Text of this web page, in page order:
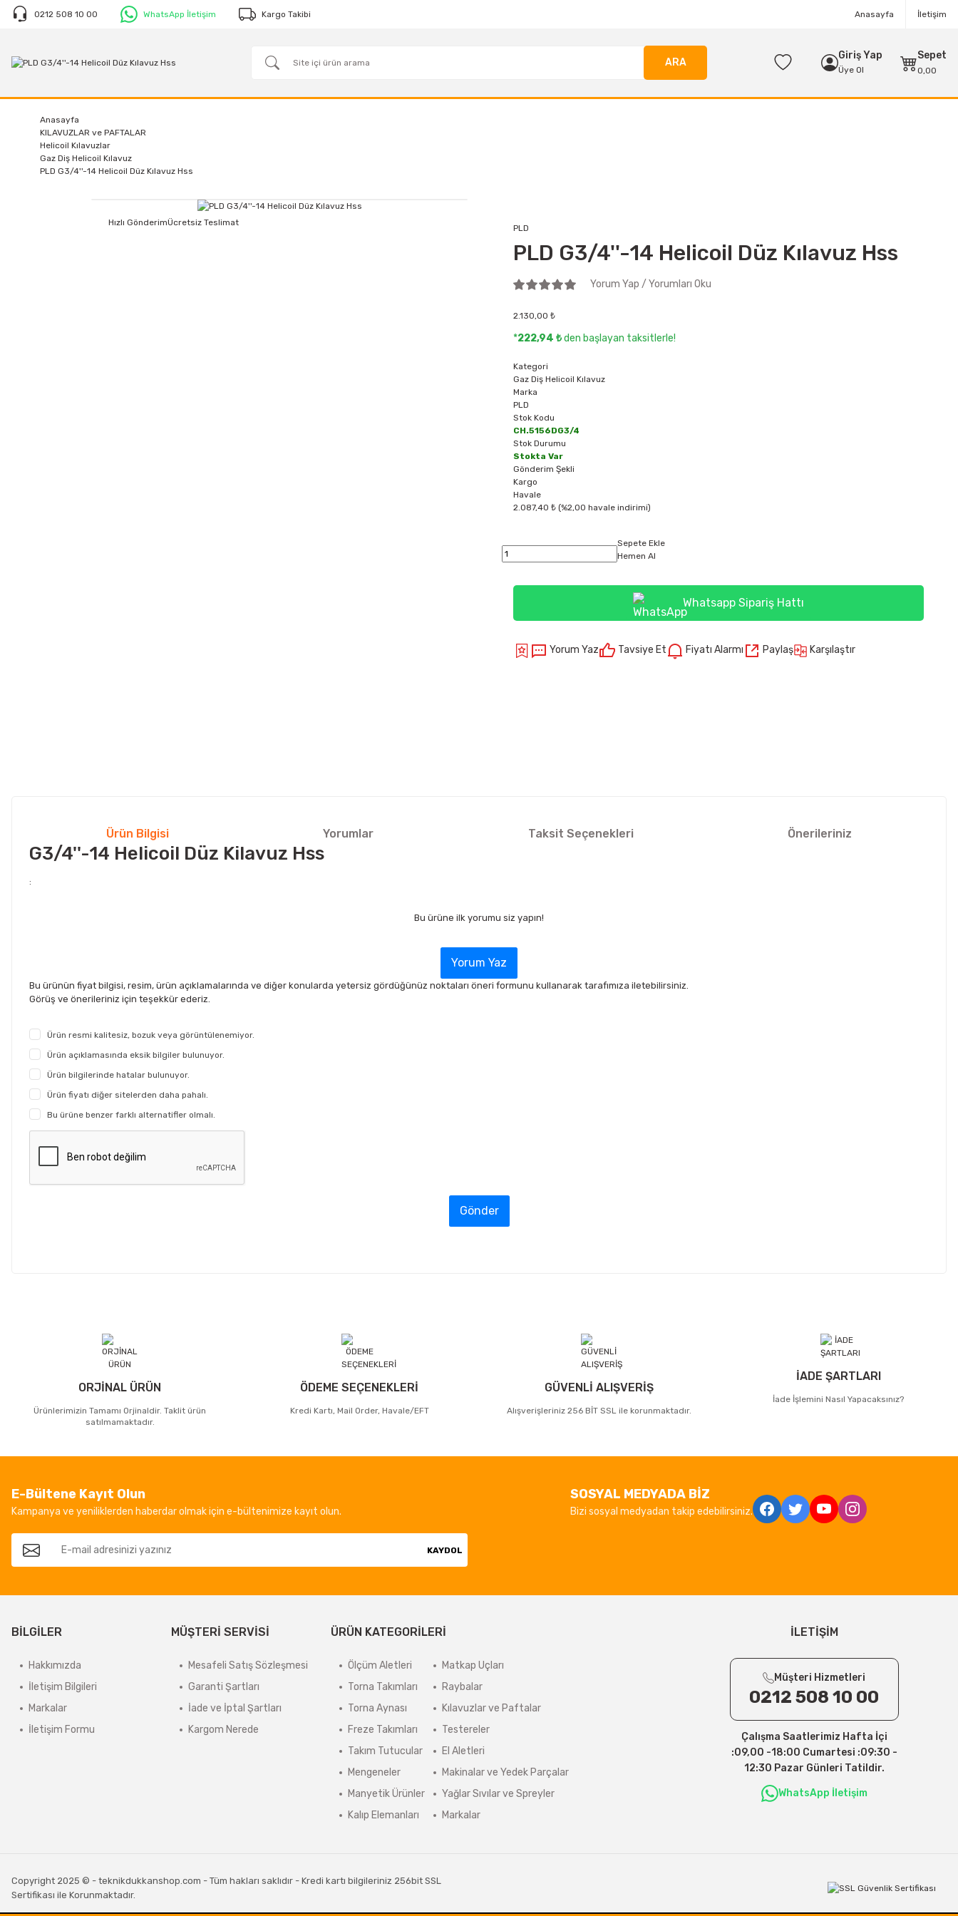
0212 508 10 00 WhatsApp İletişim Kargo Takibi Anasayfa İletişim
ARA
Giriş Yap
Üye Ol
Sepet
0,00
Anasayfa
KILAVUZLAR ve PAFTALAR
Helicoil Kılavuzlar
Gaz Diş Helicoil Kılavuz
PLD G3/4''-14 Helicoil Düz Kılavuz Hss
Hızlı GönderimÜcretsiz Teslimat
PLD
PLD G3/4''-14 Helicoil Düz Kılavuz Hss
Yorum Yap / Yorumları Oku
2.130,00 ₺
*222,94 ₺den başlayan taksitlerle!
Kategori
Gaz Diş Helicoil Kılavuz
Marka
PLD
Stok Kodu
CH.5156DG3/4
Stok Durumu
Stokta Var
Gönderim Şekli
Kargo
Havale
2.087,40 ₺ (%2,00 havale indirimi)
Sepete Ekle
Hemen Al
Whatsapp Sipariş Hattı
Yorum Yaz Tavsiye Et Fiyatı Alarmı Paylaş Karşılaştır
Ürün Bilgisi Yorumlar Taksit Seçenekleri Önerileriniz
G3/4''-14 Helicoil Düz Kilavuz Hss
:
Bu ürüne ilk yorumu siz yapın!
Yorum Yaz
Bu ürünün fiyat bilgisi, resim, ürün açıklamalarında ve diğer konularda yetersiz gördüğünüz noktaları öneri formunu kullanarak tarafımıza iletebilirsiniz.
Görüş ve önerileriniz için teşekkür ederiz.
Ürün resmi kalitesiz, bozuk veya görüntülenemiyor.
Ürün açıklamasında eksik bilgiler bulunuyor.
Ürün bilgilerinde hatalar bulunuyor.
Ürün fiyatı diğer sitelerden daha pahalı.
Bu ürüne benzer farklı alternatifler olmalı.
Gönder
ORJİNAL ÜRÜN
Ürünlerimizin Tamamı Orjinaldir. Taklit ürün
satılmamaktadır.
ÖDEME SEÇENEKLERİ
Kredi Kartı, Mail Order, Havale/EFT
GÜVENLİ ALIŞVERİŞ
Alışverişleriniz 256 BİT SSL ile korunmaktadır.
İADE ŞARTLARI
İade İşlemini Nasıl Yapacaksınız?
E-Bültene Kayıt Olun
Kampanya ve yeniliklerden haberdar olmak için e-bültenimize kayıt olun.
KAYDOL
SOSYAL MEDYADA BİZ
Bizi sosyal medyadan takip edebilirsiniz.
BİLGİLER
Hakkımızda
İletişim Bilgileri
Markalar
İletişim Formu
MÜŞTERİ SERVİSİ
Mesafeli Satış Sözleşmesi
Garanti Şartları
İade ve İptal Şartları
Kargom Nerede
ÜRÜN KATEGORİLERİ
Ölçüm Aletleri
Torna Takımları
Torna Aynası
Freze Takımları
Takım Tutucular
Mengeneler
Manyetik Ürünler
Kalıp Elemanları
Matkap Uçları
Raybalar
Kılavuzlar ve Paftalar
Testereler
El Aletleri
Makinalar ve Yedek Parçalar
Yağlar Sıvılar ve Spreyler
Markalar
İLETİŞİM
Müşteri Hizmetleri
0212 508 10 00
Çalışma Saatlerimiz Hafta İçi
:09,00 -18:00 Cumartesi :09:30 -
12:30 Pazar Günleri Tatildir.
WhatsApp İletişim
Copyright 2025 © - teknikdukkanshop.com - Tüm hakları saklıdır - Kredi kartı bilgileriniz 256bit SSL
Sertifikası ile Korunmaktadır.